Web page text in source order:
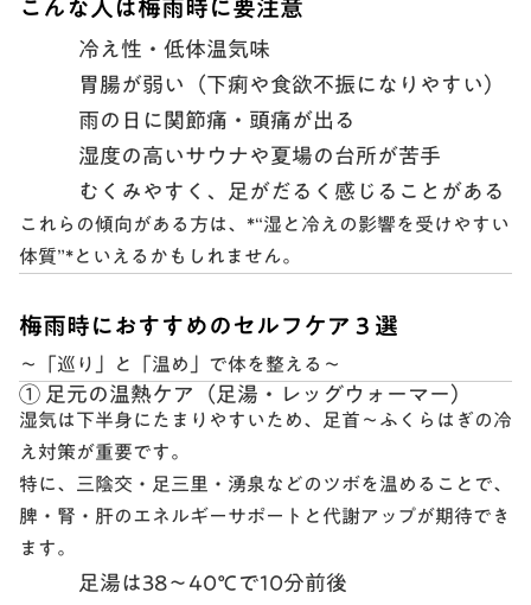
冷え性・低体温気味
胃腸が弱い（下痢や食欲不振になりやすい）
雨の日に関節痛・頭痛が出る
湿度の高いサウナや夏場の台所が苦手
むくみやすく、足がだるく感じることがある
これらの傾向がある方は、*“湿と冷えの影響を受けやすい
体質”*といえるかもしれません。
梅雨時におすすめのセルフケア３選
〜「巡り」と「温め」で体を整える〜
① 足元の温熱ケア（足湯・レッグウォーマー）
湿気は下半身にたまりやすいため、 足首〜ふくらはぎの冷
え対策が重要です。
特に、三陰交・足三里・湧泉などのツボを温めることで、
脾・腎・肝のエネルギーサポートと代謝アップが期待でき
ます。
足湯は38〜40℃で10分前後